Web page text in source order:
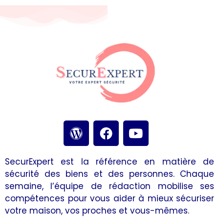
SecurExpert est la référence en matière de
sécurité des biens et des personnes. Chaque
semaine, l’équipe de rédaction mobilise ses
compétences pour vous aider à mieux sécuriser
votre maison, vos proches et vous-mêmes.